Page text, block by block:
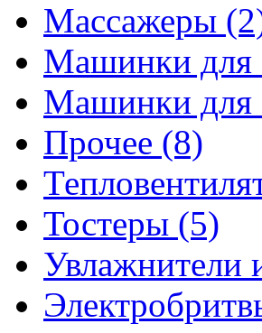
Массажеры
Машинки для
Машинки для
Прочее (8)
Тостеры (5)
Увлажнители